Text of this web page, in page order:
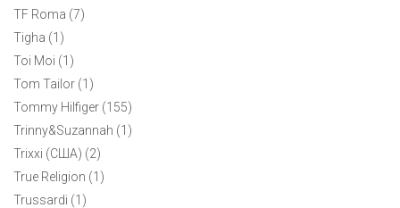
TF Roma (7)
Tigha (1)
Toi Moi (1)
Tom Tailor (1)
Tommy Hilfiger (155)
Trinny&Suzannah (1)
Trixxi (США) (2)
True Religion (1)
Trussardi (1)